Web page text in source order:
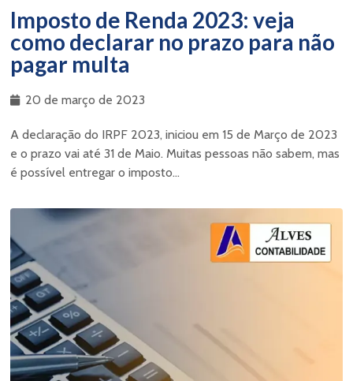
Imposto de Renda 2023: veja
como declarar no prazo para não
pagar multa
20 de março de 2023
A declaração do IRPF 2023, iniciou em 15 de Março de 2023
e o prazo vai até 31 de Maio. Muitas pessoas não sabem, mas
é possível entregar o imposto...